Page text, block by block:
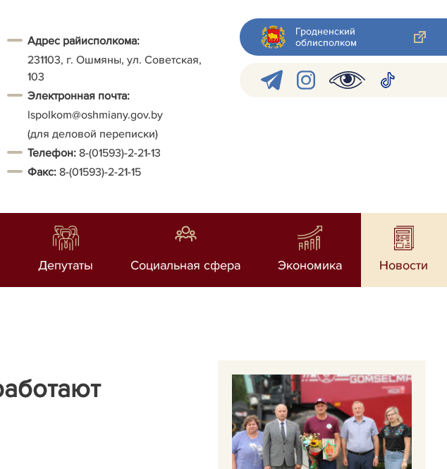
Адрес райисполкома:
231103, г. Ошмяны, ул. Советская,
103
Электронная почта:
Ispolkom@oshmiany.gov.by
(для деловой переписки)
Телефон: 8-(01593)-2-21-13
Факс: 8-(01593)-2-21-15
Гродненский
облисполком
Депутаты Социальная сфера Экономика Новости